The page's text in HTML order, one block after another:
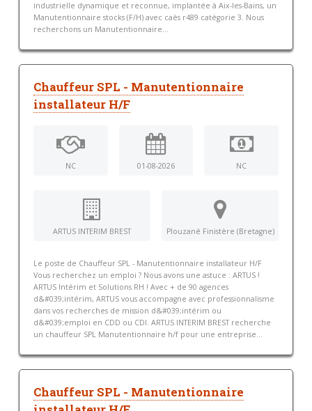
industrielle dynamique et reconnue, implantée à Aix-les-Bains, un
Manutentionnaire stocks (F/H) avec caès r489 catégorie 3. Nous
recherchons un Manutentionnaire...
Chauffeur SPL - Manutentionnaire
installateur H/F
NC 01-08-2026 NC
ARTUS INTERIM BREST Plouzané Finistère (Bretagne)
Le poste de Chauffeur SPL - Manutentionnaire installateur H/F
Vous recherchez un emploi ? Nous avons une astuce : ARTUS !
ARTUS Intérim et Solutions RH ! Avec + de 90 agences
d&#039;intérim, ARTUS vous accompagne avec professionnalisme
dans vos recherches de mission d&#039;intérim ou
d&#039;emploi en CDD ou CDI. ARTUS INTERIM BREST recherche
un chauffeur SPL Manutentionnaire h/f pour une entreprise...
Chauffeur SPL - Manutentionnaire